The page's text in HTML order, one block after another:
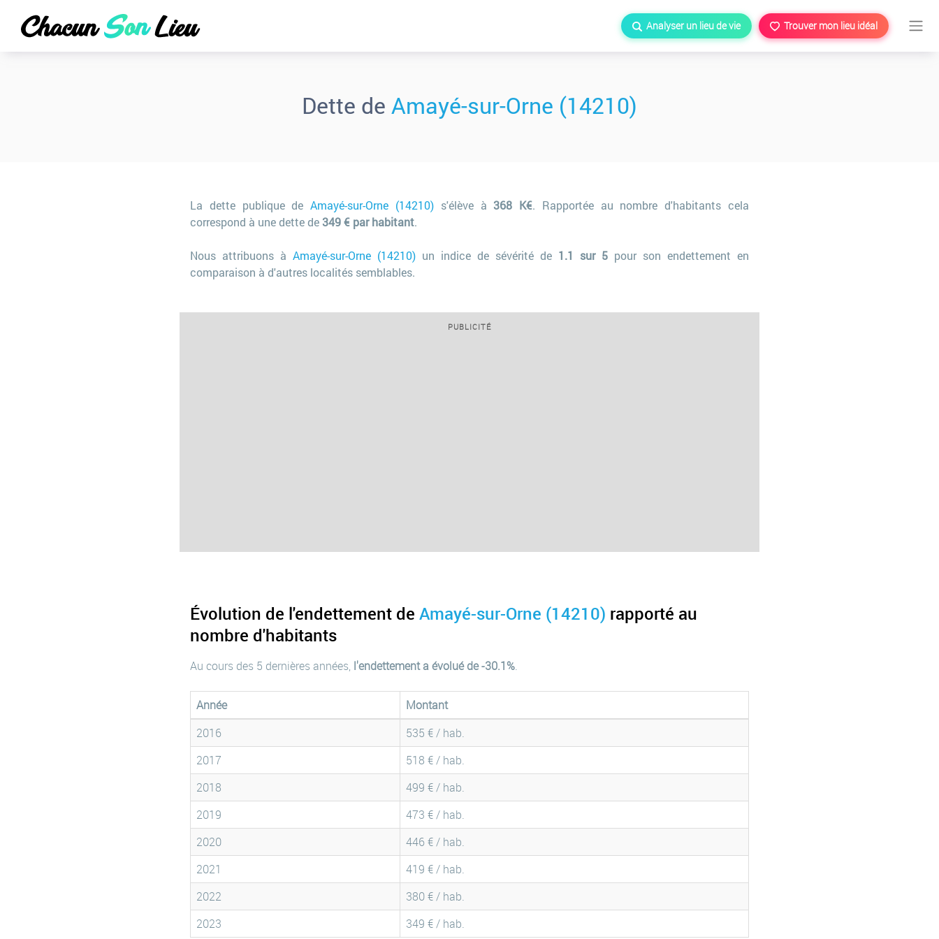
Analyser un lieu de vie Trouver mon lieu idéal
Dette de Amayé-sur-Orne (14210)
La dette publique deAmayé-sur-Orne (14210)s'élève à 368 K€. Rapportée au nombre d'habitants cela
correspond à une dette de 349 € par habitant.
Nous attribuons à Amayé-sur-Orne (14210) un indice de sévérité de 1.1 sur 5 pour son endettement en
comparaison à d'autres localités semblables.
PUBLICITÉ
Évolution de l'endettement de Amayé-sur-Orne (14210) rapporté au
nombre d'habitants
Au cours des 5 dernières années, l'endettement a évolué de -30.1%.
Année
Montant
2016
535 € / hab.
2017
518 € / hab.
2018
499 € / hab.
2019
473 € / hab.
2020
446 € / hab.
2021
419 € / hab.
2022
380 € / hab.
2023
349 € / hab.